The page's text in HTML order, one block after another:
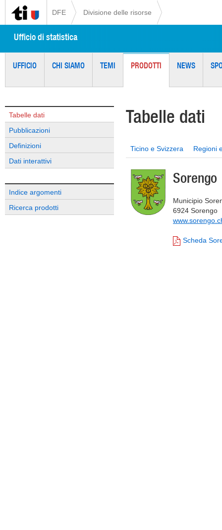
DFE Divisione delle risorse
Ufficio di statistica
UFFICIO CHI SIAMO TEMI PRODOTTI NEWS
Tabelle dati
Pubblicazioni
Definizioni
Dati interattivi
Indice argomenti
Ricerca prodotti
Tabelle dati
Ticino e Svizzera Regioni
Sorengo
Municipio
6924 Sorengo
Scheda